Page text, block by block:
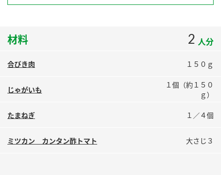
すしラボ
納豆の豆知識
ロングセラー商品 ＋ おすすめレシピ
ミツカン公式通販
材料 2 人分
合びき肉 １５０ｇ
じゃがいも
１個（約１５０
ｇ）
たまねぎ １／４個
ミツカン カンタン酢トマト 大さじ３